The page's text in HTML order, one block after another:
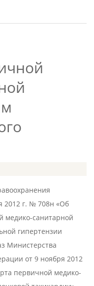
2012 г. № 708н «Об
медико-санитарной
гипертензии
Министерства
от 9 ноября 2012
первичной медико-